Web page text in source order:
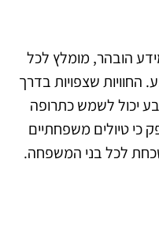
הובהר, מומלץ לכל
שצפויות בדרך
יכול לשמש כתרופה
כי טיולים משפחתיים
לכל בני המשפחה.